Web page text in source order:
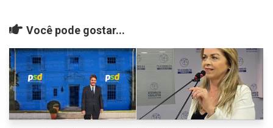
Você pode gostar...